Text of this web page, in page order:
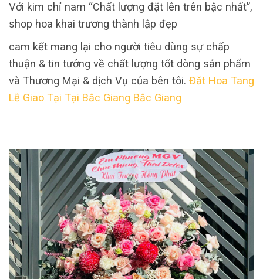
Với kim chỉ nam “Chất lượng đặt lên trên bậc nhất”,
shop hoa khai trương thành lập đẹp
cam kết mang lại cho người tiêu dùng sự chấp
thuận & tin tưởng về chất lượng tốt dòng sản phẩm
và Thương Mại & dịch Vụ của bên tôi. Đăt Hoa Tang
Lễ Giao Tại Tại Bắc Giang Bắc Giang